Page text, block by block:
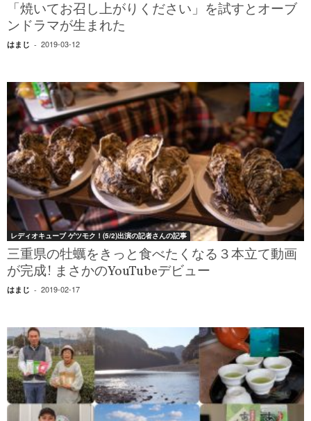
「焼いてお召し上がりください」を試すとオーブ
ンドラマが生まれた
はまじ - 2019-03-12
レディオキューブ ゲツモク！(5/2)出演の記者さんの記事
三重県の牡蠣をきっと食べたくなる３本立て動画
が完成! まさかのYouTubeデビュー
はまじ - 2019-02-17